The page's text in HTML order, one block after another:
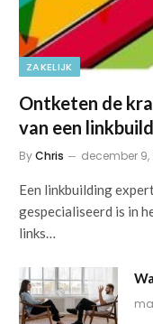
ZAKELIJK
Ontketen de
van een
ByChris december 9,
Een linkbuilding
gespecialiseerd is in
links…